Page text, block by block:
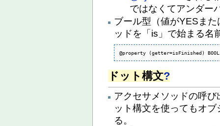
ではなくてアンダー
ブール型（値がYESま
ッドを「is」で始まる名
@property (getter=isFinished)
ドット構文?
アクセサメソッドの呼
ット構文を使ってもオ
る。